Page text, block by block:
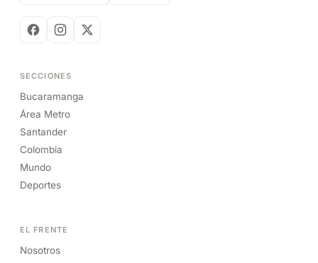
SECCIONES
Bucaramanga
Área Metro
Santander
Colombia
Mundo
Deportes
EL FRENTE
Nosotros